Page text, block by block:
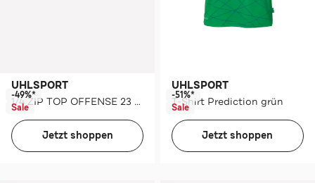
UHLSPORT
1/4 ZIP TOP OFFENSE 23 Kids
-49%*
Sale
Jetzt shoppen
UHLSPORT
T-Shirt Prediction grün
-51%*
Sale
Jetzt shoppen